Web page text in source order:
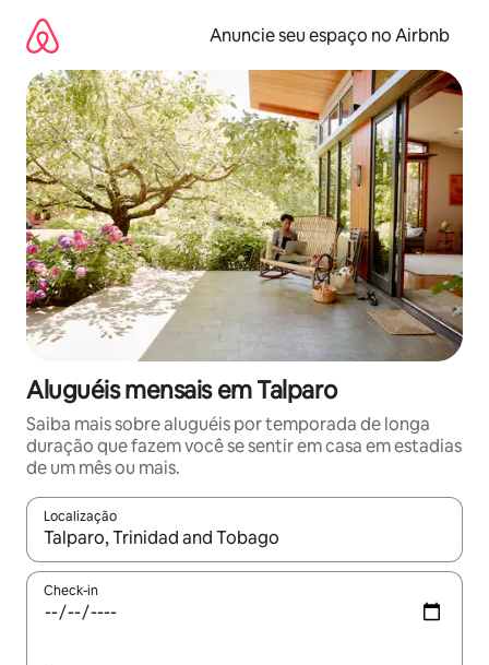
para
conteúdo
Anuncie seu espaço no Airbnb
Aluguéis mensais em Talparo
Saiba mais sobre aluguéis por temporada de longa
duração que fazem você se sentir em casa em estadias
de um mês ou mais.
Localização
Quando os resultados estiverem disponíveis, explore-os
Check-in